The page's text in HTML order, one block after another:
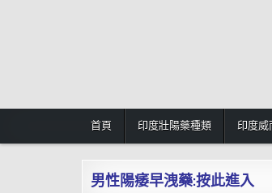
首頁 印度壯陽藥種類 印度威
男性陽痿早洩藥:按此進入